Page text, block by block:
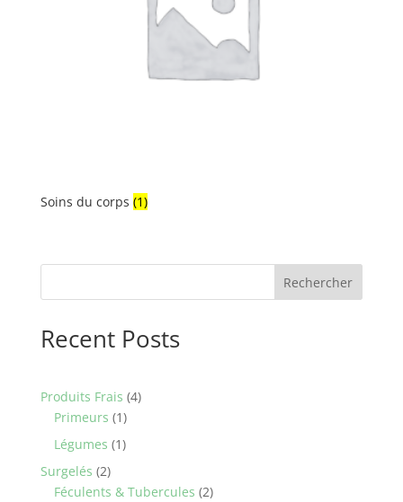
Soins du corps (1)
Rechercher
Recent Posts
Produits Frais 44
Primeurs 11
product
Légumes 11
Surgelés 22
products
Féculents & Tubercules 22